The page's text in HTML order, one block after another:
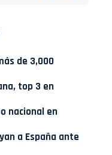
de 3,000
top 3 en
nacional en
a España ante